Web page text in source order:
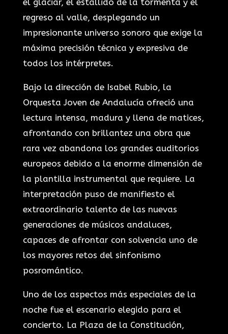
regreso al valle, desplegando un
impresionante universo sonoro que exige la
máxima precisión técnica y expresiva de
todos los intérpretes.
Bajo la dirección de Isabel Rubio, la
Orquesta Joven de Andalucía ofreció una
lectura intensa, madura y llena de matices,
afrontando con brillantez una obra que
rara vez abandona los grandes auditorios
europeos debido a la enorme dimensión de
la plantilla instrumental que requiere. La
interpretación puso de manifiesto el
extraordinario talento de las nuevas
generaciones de músicos andaluces,
capaces de afrontar con solvencia uno de
los mayores retos del sinfonismo
posromántico.
Uno de los aspectos más especiales de la
noche fue el escenario elegido para el
concierto. La Plaza de la Constitución,